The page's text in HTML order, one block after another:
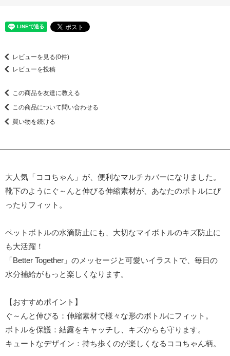
レビューを見る(0件)
レビューを投稿
この商品を友達に教える
この商品について問い合わせる
買い物を続ける
大人気「ココちゃん」が、便利なマルチカバーになりました。
靴下のようにぐ～んと伸びる伸縮素材が、あなたのボトルにぴ
ったりフィット。
ペットボトルの水滴防止にも、大切なマイボトルのキズ防止に
も大活躍！
「Better Together」のメッセージと可愛いイラストで、毎日の
水分補給がもっと楽しくなります。
【おすすめポイント】
ぐ～んと伸びる：伸縮素材で様々な形のボトルにフィット。
ボトルを保護：結露をキャッチし、キズからも守ります。
キュートなデザイン：持ち歩くのが楽しくなるココちゃん柄。